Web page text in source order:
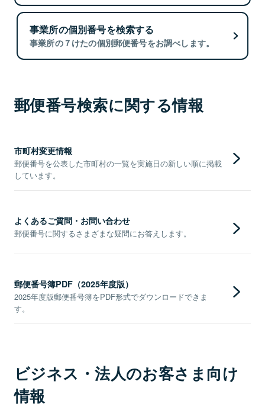
事業所の個別番号を検索する
事業所の７けたの個別郵便番号をお調べします。
郵便番号検索に関する情報
市町村変更情報
郵便番号を公表した市町村の一覧を実施日の新しい順に掲載
しています。
よくあるご質問・お問い合わせ
郵便番号に関するさまざまな疑問にお答えします。
郵便番号簿PDF（2025年度版）
2025年度版郵便番号簿をPDF形式でダウンロードできま
す。
ビジネス・法人のお客さま向け
情報